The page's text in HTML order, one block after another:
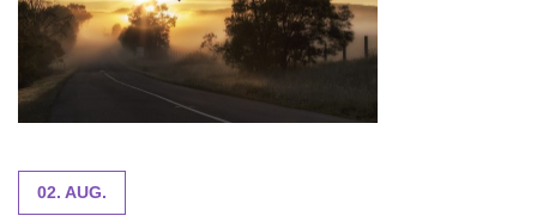
02. AUG.